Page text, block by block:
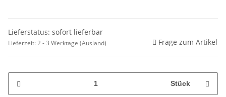
Lieferstatus: sofort lieferbar
Lieferzeit:2 - 3 Werktage (Ausland) Frage zum Artikel
Stück